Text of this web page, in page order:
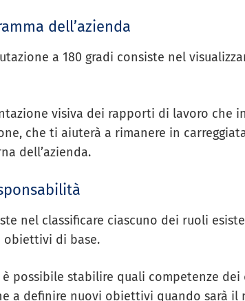
dell’azienda
a 180 gradi consiste nel
visiva dei rapporti di lavoro che
che ti aiuterà a rimanere in
dell’azienda.
nel classificare ciascuno dei ruoli
obiettivi di base.
possibile stabilire quali competenze
a definire nuovi obiettivi quando sarà il